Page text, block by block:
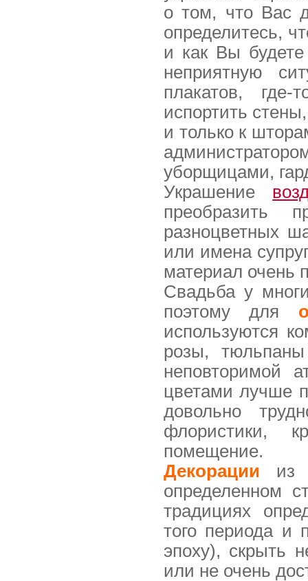
о том, что Вас
определитесь,
и как Вы
неприятную
плакатов,
испортить
и только к
уборщицами,
Украшение
преобразить
разноцветных
или имена
материал очень
Свадьба у
поэтому для
используются
розы,
неповторимой
цветами лучше
довольно
флористики,
помещение.
Декорации из
определенном
традициях
того периода и
эпоху), скрыть
или не очень